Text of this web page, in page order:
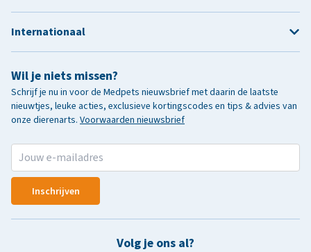
Wil je niets missen?
Schrijf je nu in voor de Medpets nieuwsbrief met daarin de laatste
nieuwtjes, leuke acties, exclusieve kortingscodes en tips & advies van
onze dierenarts. Voorwaarden nieuwsbrief
Inschrijven
Volg je ons al?
Internationaal